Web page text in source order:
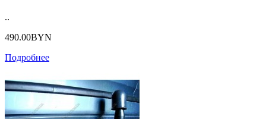
..
490.00BYN
Подробнее